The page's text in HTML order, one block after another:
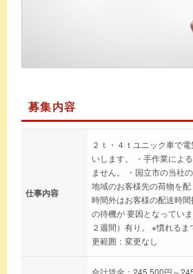
募集内容
仕事内容
２ｔ・４ｔユニック車で
いします。 ・手作業によ
ません。 ・国立市の当社
地域のお客様先の荷物を
時間外はお客様の配送時
の待機が 要因となってい
２週間）有り。 ※慣れる
更範囲：変更なし
合計賃金：245,500円～